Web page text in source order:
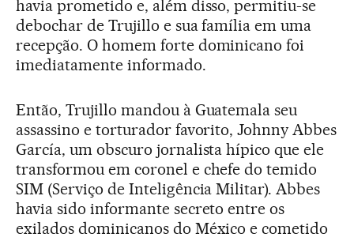
havia prometido e, além disso, permitiu-se
debochar de Trujillo e sua família em uma
recepção. O homem forte dominicano foi
imediatamente informado.
Então, Trujillo mandou à Guatemala seu
assassino e torturador favorito, Johnny Abbes
García, um obscuro jornalista hípico que ele
transformou em coronel e chefe do temido
SIM (Serviço de Inteligência Militar). Abbes
havia sido informante secreto entre os
exilados dominicanos do México e cometido